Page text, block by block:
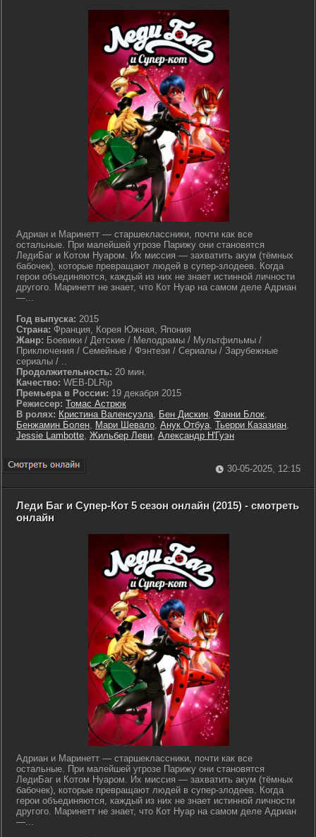
Адриан и Маринетт — старшеклассники, почти как все
остальные. При малейшей угрозе Парижу они становятся
ЛедиБаг и Котом Нуаром. Их миссия — захватить акум (тёмных
бабочек), которые превращают людей в супер-злодеев. Когда
герои объединяются, каждый из них не знает истинной личности
другого. Маринетт не знает, что Кот Нуар на самом деле Адриан
—...
Год выпуска: 2015
Страна: Франция, Корея Южная, Япония
Жанр: Боевики / Детские / Мелодрамы / Мультфильмы /
Приключения / Семейные / Фэнтези / Сериалы / Зарубежные
сериалы / ..
Продолжительность: 20 мин.
Качество: WEB-DLRip
Премьера в России: 19 декабря 2015
Режиссер: Томас Астрюк
В ролях: Кристина Валенсуэла, Бен Дискин, Фанни Блок,
Бенжамин Болен, Мари Шевало, Анук Отбуа, Тьерри Казазиан,
Jessie Lambotte, Жильбер Леви, Александр Н'Гуэн
30-05-2025, 12:15
Леди Баг и Супер-Кот 5 сезон онлайн (2015) - смотреть
онлайн
Адриан и Маринетт — старшеклассники, почти как все
остальные. При малейшей угрозе Парижу они становятся
ЛедиБаг и Котом Нуаром. Их миссия — захватить акум (тёмных
бабочек), которые превращают людей в супер-злодеев. Когда
герои объединяются, каждый из них не знает истинной личности
другого. Маринетт не знает, что Кот Нуар на самом деле Адриан
—...